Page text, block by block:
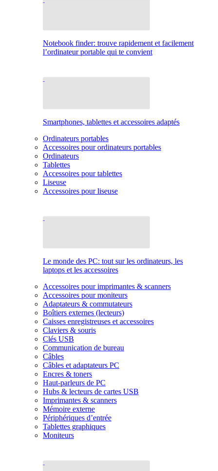
Notebook finder: trouve rapidement et facilement
l’ordinateur portable qui te convient
Smartphones, tablettes et accessoires adaptés
Ordinateurs portables
Accessoires pour ordinateurs portables
Ordinateurs
Tablettes
Accessoires pour tablettes
Liseuse
Accessoires pour liseuse
Le monde des PC: tout sur les ordinateurs, les
laptops et les accessoires
Accessoires pour imprimantes & scanners
Accessoires pour moniteurs
Adaptateurs & commutateurs
Boîtiers externes (lecteurs)
Caisses enregistreuses et accessoires
Claviers & souris
Clés USB
Communication de bureau
Câbles
Câbles et adaptateurs PC
Encres & toners
Haut-parleurs de PC
Hubs & lecteurs de cartes USB
Imprimantes & scanners
Mémoire externe
Périphériques d’entrée
Tablettes graphiques
Moniteurs